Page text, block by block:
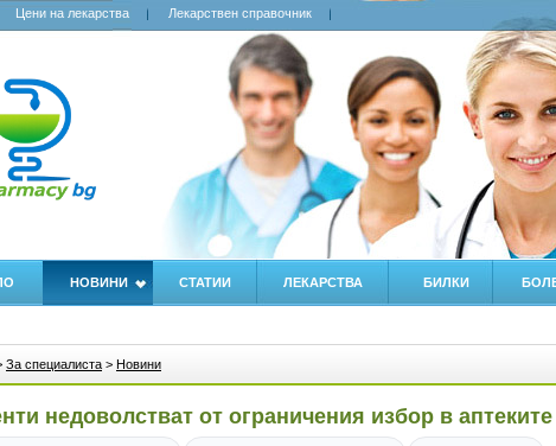
Цени на лекарства Лекарствен справочник
НОВИНИ СТАТИИ ЛЕКАРСТВА БИЛКИ
За специалиста > Новини
недоволстват от ограничения избор в аптеките